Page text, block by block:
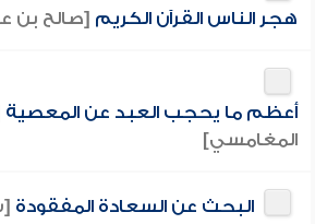
هجر الناس القرآن الكريم [صالح بن
أعظم ما يحجب العبد عن المعصية
المغامسي]
البحث عن السعادة المفقودة